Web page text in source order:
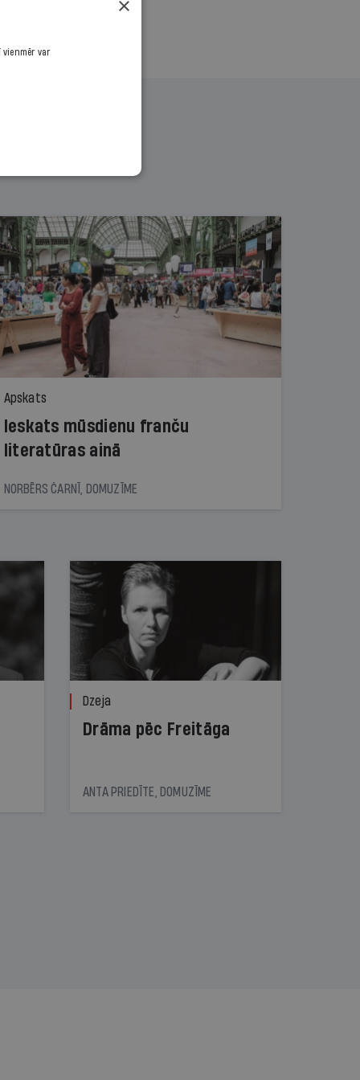
Apskats
Ieskats mūsdienu franču
literatūras ainā
NORBĒRS ČARNĪ, DOMUZĪME
Dzeja
Drāma pēc Freitāga
ANTA PRIEDĪTE, DOMUZĪME
×
var